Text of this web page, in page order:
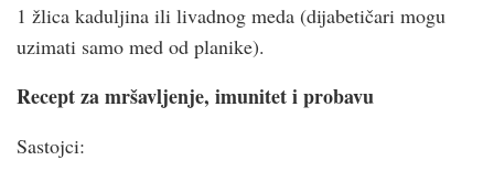
1 žlica kaduljina ili livadnog meda (dijabetičari mogu
uzimati samo med od planike).
Recept za mršavljenje, imunitet i probavu
Sastojci: